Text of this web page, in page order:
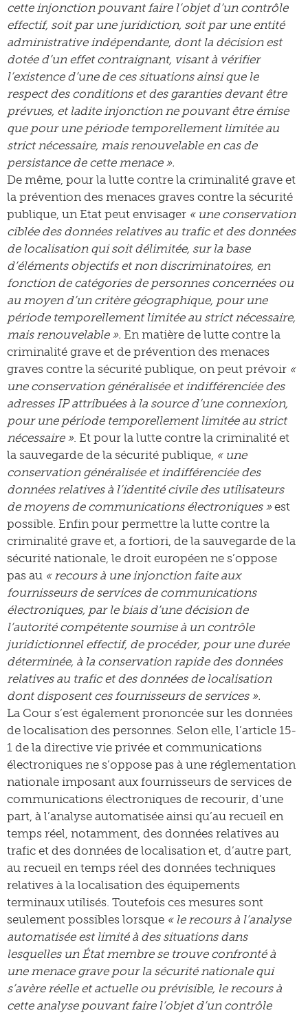
cette injonction pouvant faire l’objet d’un contrôle
effectif, soit par une juridiction, soit par une entité
administrative indépendante, dont la décision est
dotée d’un effet contraignant, visant à vérifier
l’existence d’une de ces situations ainsi que le
respect des conditions et des garanties devant être
prévues, et ladite injonction ne pouvant être émise
que pour une période temporellement limitée au
strict nécessaire, mais renouvelable en cas de
persistance de cette menace ».
De même, pour la lutte contre la criminalité grave et
la prévention des menaces graves contre la sécurité
publique, un Etat peut envisager « une conservation
ciblée des données relatives au trafic et des données
de localisation qui soit délimitée, sur la base
d’éléments objectifs et non discriminatoires, en
fonction de catégories de personnes concernées ou
au moyen d’un critère géographique, pour une
période temporellement limitée au strict nécessaire,
mais renouvelable ». En matière de lutte contre la
criminalité grave et de prévention des menaces
graves contre la sécurité publique, on peut prévoir «
une conservation généralisée et indifférenciée des
adresses IP attribuées à la source d’une connexion,
pour une période temporellement limitée au strict
nécessaire ». Et pour la lutte contre la criminalité et
la sauvegarde de la sécurité publique, « une
conservation généralisée et indifférenciée des
données relatives à l’identité civile des utilisateurs
de moyens de communications électroniques » est
possible. Enfin pour permettre la lutte contre la
criminalité grave et, a fortiori, de la sauvegarde de la
sécurité nationale, le droit européen ne s’oppose
pas au « recours à une injonction faite aux
fournisseurs de services de communications
électroniques, par le biais d’une décision de
l’autorité compétente soumise à un contrôle
juridictionnel effectif, de procéder, pour une durée
déterminée, à la conservation rapide des données
relatives au trafic et des données de localisation
dont disposent ces fournisseurs de services ».
La Cour s’est également prononcée sur les données
de localisation des personnes. Selon elle, l’article 15-
1 de la directive vie privée et communications
électroniques ne s’oppose pas à une réglementation
nationale imposant aux fournisseurs de services de
communications électroniques de recourir, d’une
part, à l’analyse automatisée ainsi qu’au recueil en
temps réel, notamment, des données relatives au
trafic et des données de localisation et, d’autre part,
au recueil en temps réel des données techniques
relatives à la localisation des équipements
terminaux utilisés. Toutefois ces mesures sont
seulement possibles lorsque « le recours à l’analyse
automatisée est limité à des situations dans
lesquelles un État membre se trouve confronté à
une menace grave pour la sécurité nationale qui
s’avère réelle et actuelle ou prévisible, le recours à
cette analyse pouvant faire l’objet d’un contrôle